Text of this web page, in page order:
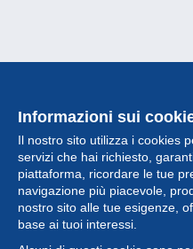
Informazioni sui
Il nostro sito utilizza i cookies
servizi che hai richiesto,
piattaforma, ricordare le tue
navigazione più piacevole,
nostro sito alle tue esigenze,
base ai tuoi interessi.
Collezione